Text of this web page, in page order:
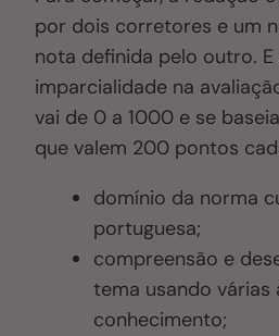
por dois corretores e um
nota definida pelo outro.
imparcialidade na
vai de 0 a 1000 e se
que valem 200 pontos
domínio da norma
portuguesa;
compreensão e
tema usando várias
conhecimento;